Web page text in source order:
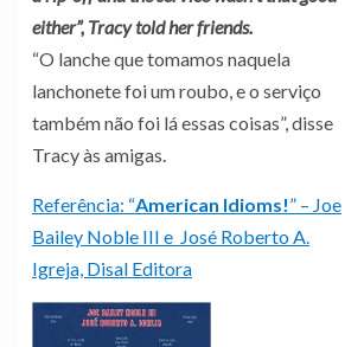
either”, Tracy told her friends.
“O lanche que tomamos naquela
lanchonete foi um roubo, e o serviço
também não foi lá essas coisas”, disse
Tracy às amigas.
Referência: “American Idioms!” – Joe
Bailey Noble III e José Roberto A.
Igreja, Disal Editora